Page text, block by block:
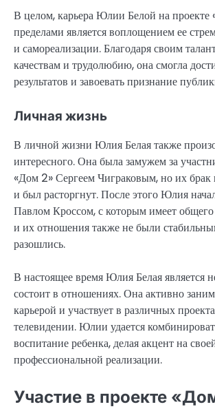
В целом, карьера Юлии Белой на проекте
пределами является воплощением ее
и самореализации. Благодаря своим
качествам и трудолюбию, она смогла
результатов и завоевать признание
Личная жизнь
В личной жизни Юлия Белая также
интересного. Она была замужем за
«Дом 2» Сергеем Чиграковым, но их брак
и был расторгнут. После этого Юлия
Павлом Кроссом, с которым имеет
и их отношения также не были
разошлись.
В настоящее время Юлия Белая является
состоит в отношениях. Она активно
карьерой и участвует в различных
телевидении. Юлии удается
воспитание ребенка, делая акцент на
профессиональной реализации.
Участие в проекте